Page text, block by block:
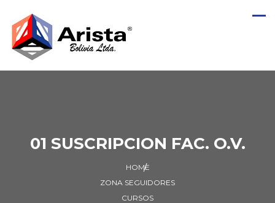
01 SUSCRIPCION FAC. O.V.
HOME
ZONA SEGUIDORES
CURSOS